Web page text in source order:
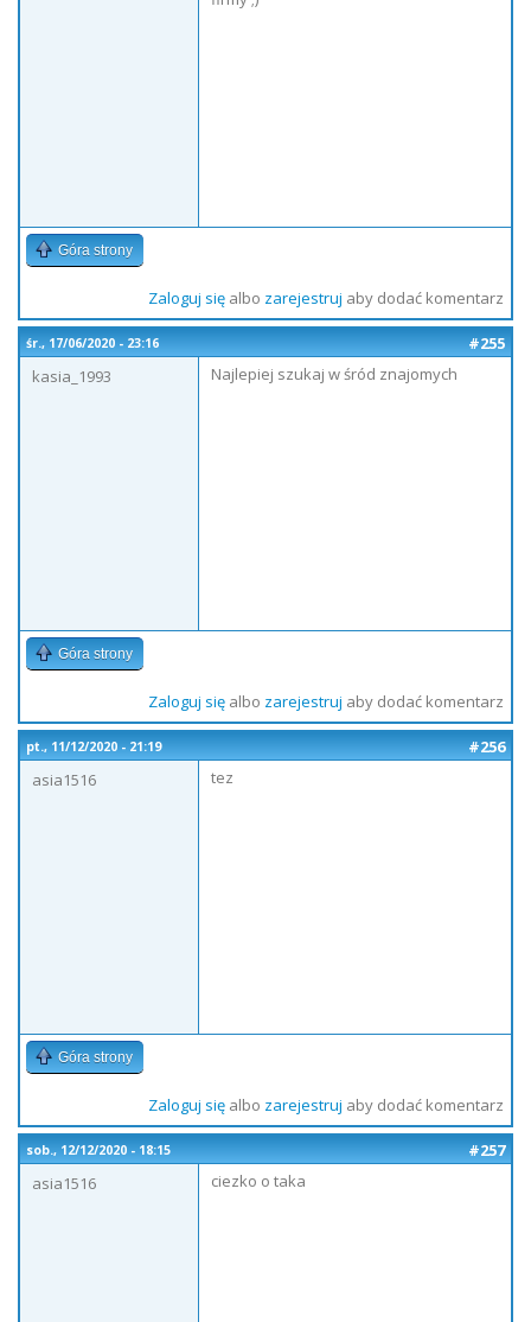
Góra strony
Zaloguj sięalbo zarejestruj aby dodać komentarz
śr., 17/06/2020 - 23:16
#255
kasia_1993
Najlepiej szukaj w śród znajomych
Góra strony
Zaloguj sięalbo zarejestruj aby dodać komentarz
pt., 11/12/2020 - 21:19
#256
asia1516
tez
Góra strony
Zaloguj sięalbo zarejestruj aby dodać komentarz
sob., 12/12/2020 - 18:15
#257
asia1516
ciezko o taka